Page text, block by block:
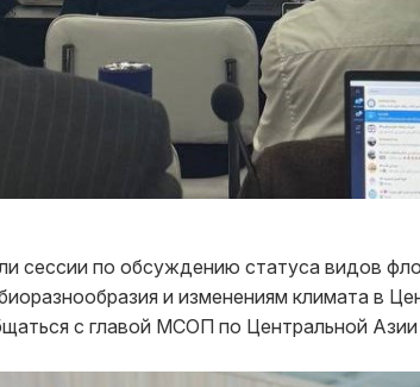
сессии по обсуждению статуса видов
и изменениям климата в
с главой МСОП по Центральной